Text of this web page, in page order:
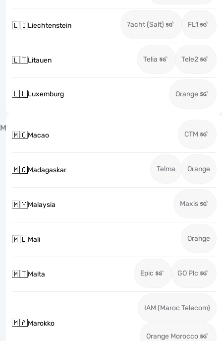
🇱🇮Liechtenstein 7acht (Salt) FL1
🇱🇹Litauen Telia Tele2
🇱🇺Luxemburg Orange
M
🇲🇴Macao CTM
🇲🇬Madagaskar Telma Orange
🇲🇾Malaysia Maxis
🇲🇱Mali Orange
🇲🇹Malta Epic GO Plc
🇲🇦Marokko
IAM (Maroc Telecom)
Orange Morocco